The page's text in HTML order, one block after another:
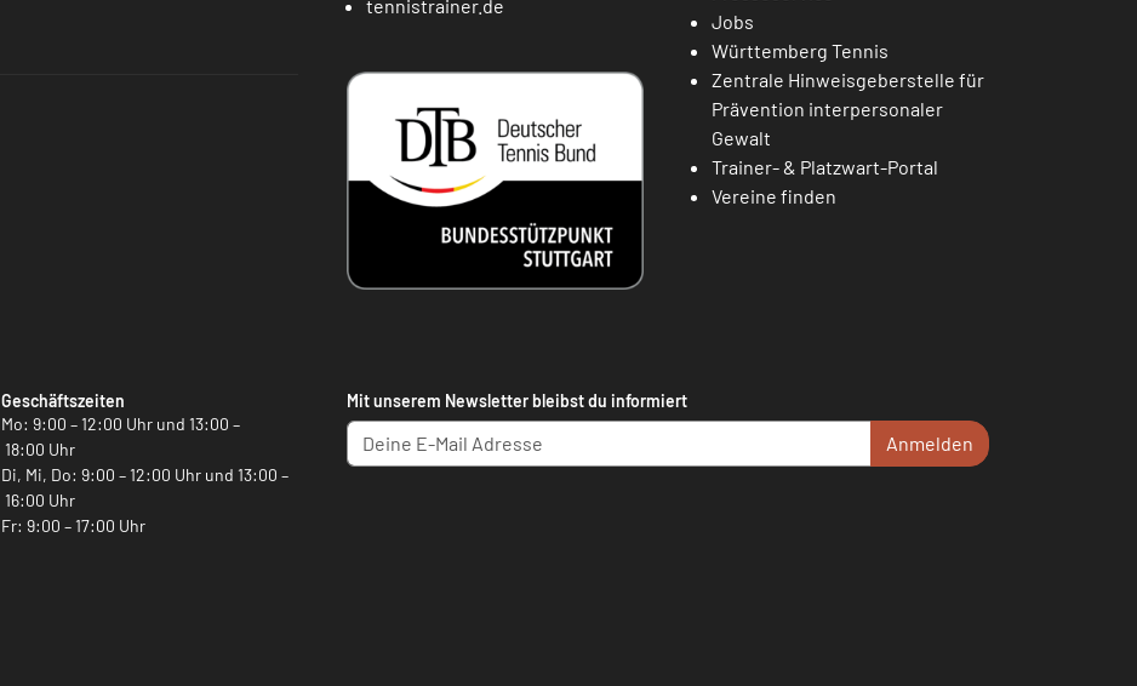
tennistrainer.de
Jobs
Württemberg Tennis
Zentrale Hinweisgeberstelle für
Prävention interpersonaler
Gewalt
Trainer- & Platzwart-Portal
Vereine finden
Geschäftszeiten
Mo: 9:00 – 12:00 Uhr und 13:00 –
18:00 Uhr
Di, Mi, Do: 9:00 – 12:00 Uhr und 13:00 –
16:00 Uhr
Fr: 9:00 – 17:00 Uhr
Mit unserem Newsletter bleibst du informiert
Anmelden